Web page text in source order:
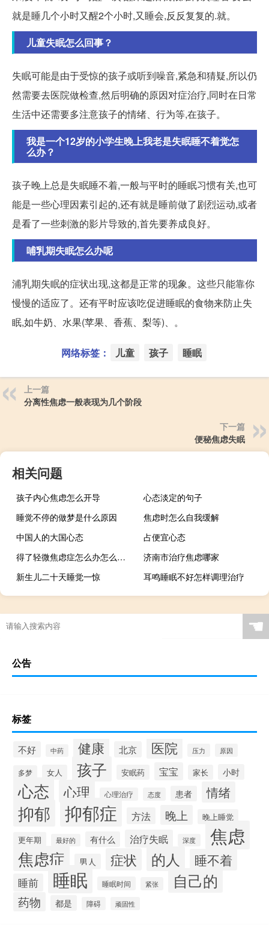
就是睡几个小时又醒2个小时,又睡会,反反复复的.就。
儿童失眠怎么回事？
失眠可能是由于受惊的孩子或听到噪音,紧急和猜疑,所以仍
然需要去医院做检查,然后明确的原因对症治疗,同时在日常
生活中还需要多注意孩子的情绪、行为等,在孩子。
我是一个12岁的小学生晚上我老是失眠睡不着觉怎
么办？
孩子晚上总是失眠睡不着,一般与平时的睡眠习惯有关,也可
能是一些心理因素引起的,还有就是睡前做了剧烈运动,或者
是看了一些刺激的影片导致的,首先要养成良好。
哺乳期失眠怎么办呢
浦乳期失眠的症状出现,这都是正常的现象。这些只能靠你
慢慢的适应了。还有平时应该吃促进睡眠的食物来防止失
眠,如牛奶、水果(苹果、香蕉、梨等)、。
网络标签： 儿童 孩子 睡眠
上一篇
分离性焦虑一般表现为几个阶段
下一篇
便秘焦虑失眠
相关问题
孩子内心焦虑怎么开导
心态淡定的句子
睡觉不停的做梦是什么原因
焦虑时怎么自我缓解
中国人的大国心态
占便宜心态
得了轻微焦虑症怎么办怎么才能好起来
济南市治疗焦虑哪家
新生儿二十天睡觉一惊
耳鸣睡眠不好怎样调理治疗
☚
公告
标签
不好 中药 健康 北京 医院 压力 原因
多梦 女人 孩子 安眠药 宝宝 家长 小时
心态 心理 心理治疗 态度 患者 情绪
抑郁 抑郁症 方法 晚上
晚上睡觉
更年期
最好的 有什么 治疗失眠 深度 焦虑
焦虑症 男人 症状 的人 睡不着
睡前 睡眠 睡眠时间 紧张 自己的
药物 都是 障碍 顽固性